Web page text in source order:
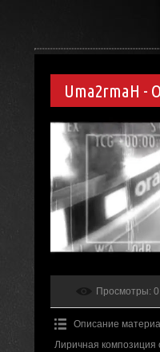
Uma2rmaH -
Просмотры: 0
Описание
Лиричная композиция